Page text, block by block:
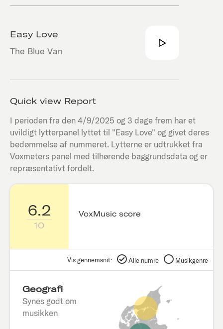
Easy Love
The Blue Van
Quick view Report
I perioden fra den4/9/2025 og 3 dage frem har et
uvildigt lytterpanel lyttet til "Easy Love" og givet deres
bedømmelse af nummeret. Lytterne er udtrukket fra
Voxmeters panel med tilhørende baggrundsdata og er
repræsentativt fordelt.
6.2
10
VoxMusic score
Vis gennemsnit: Alle numre Musikgenre
Geografi
Synes godt om
musikken